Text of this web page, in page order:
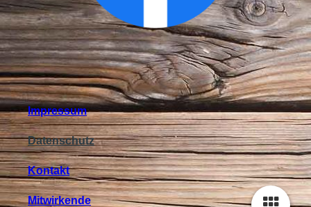
Impressum
Datenschutz
Kontakt
Mitwirkende